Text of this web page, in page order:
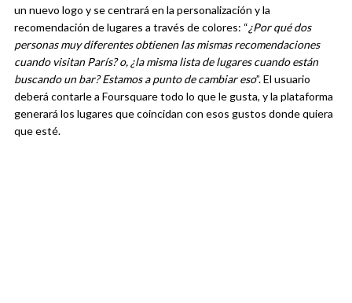
un nuevo logo y se centrará en la personalización y la
recomendación de lugares a través de colores: “¿Por quédos
personas muy diferentes obtienen las mismas recomendaciones
cuando visitan París? o, ¿la misma lista de lugares cuando están
buscando un bar? Estamos a punto de cambiar eso”. El usuario
deberá contarle a Foursquare todo lo que le gusta, y la plataforma
generará los lugares que coincidan con esos gustos donde quiera
que esté.